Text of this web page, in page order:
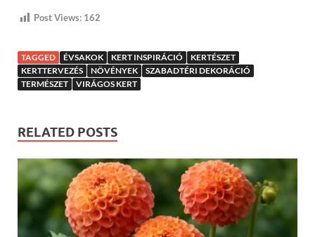
Post Views: 162
TAGGED ÉVSAKOK KERT INSPIRÁCIÓ
KERTÉSZET
KERTTERVEZÉS
NÖVÉNYEK
SZABADTÉRI DEKORÁCIÓ
TERMÉSZET
VIRÁGOS KERT
RELATED POSTS